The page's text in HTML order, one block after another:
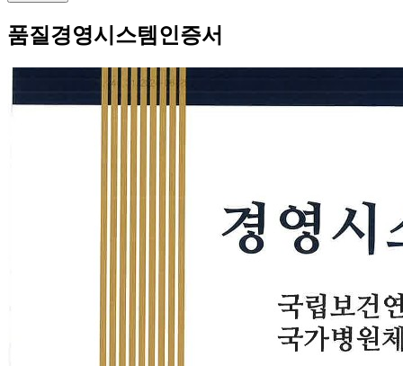
품질경영시스템인증서